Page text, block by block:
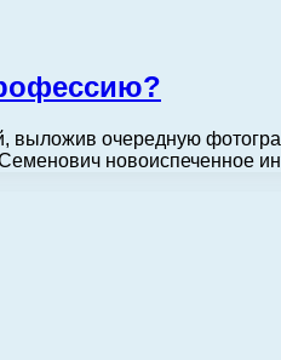
очередную